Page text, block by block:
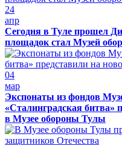
24
апр
Сегодня в Туле прошел
площадок стал Музей
04
мар
Экспонаты из фондов
«Сталинградская битва»
в Музее обороны Тулы